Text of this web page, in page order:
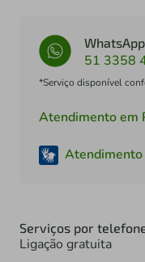
51 3358
*Serviço disponível
Atendimento em
Atendimento
Serviços por
Ligação gratuita